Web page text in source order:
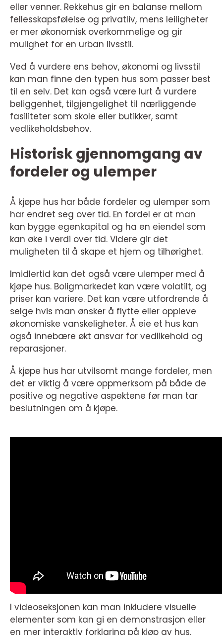
eller venner. Rekkehus gir en balanse mellom
fellesskapsfølelse og privatliv, mens leiligheter
er mer økonomisk overkommelige og gir
mulighet for en urban livsstil.
Ved å vurdere ens behov, økonomi og livsstil
kan man finne den typen hus som passer best
til en selv. Det kan også være lurt å vurdere
beliggenhet, tilgjengelighet til nærliggende
fasiliteter som skole eller butikker, samt
vedlikeholdsbehov.
Historisk gjennomgang av
fordeler og ulemper
Å kjøpe hus har både fordeler og ulemper som
har endret seg over tid. En fordel er at man
kan bygge egenkapital og ha en eiendel som
kan øke i verdi over tid. Videre gir det
muligheten til å skape et hjem og tilhørighet.
Imidlertid kan det også være ulemper med å
kjøpe hus. Boligmarkedet kan være volatilt, og
priser kan variere. Det kan være utfordrende å
selge hvis man ønsker å flytte eller oppleve
økonomiske vanskeligheter. Å eie et hus kan
også innebære økt ansvar for vedlikehold og
reparasjoner.
Å kjøpe hus har utvilsomt mange fordeler, men
det er viktig å være oppmerksom på både de
positive og negative aspektene før man tar
beslutningen om å kjøpe.
I videoseksjonen kan man inkludere visuelle
elementer som kan gi en demonstrasjon eller
en mer interaktiv forklaring på kjøp av hus.